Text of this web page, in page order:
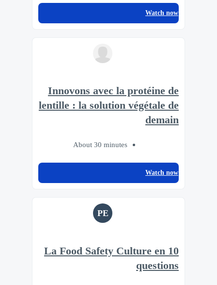
Watch now
Innovons avec la protéine de
lentille : la solution végétale de
demain
About 30 minutes
Watch now
PE
La Food Safety Culture en 10
questions